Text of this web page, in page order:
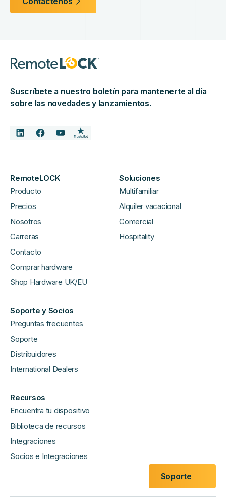
Suscríbete a nuestro boletín para mantenerte al día
sobre las novedades y lanzamientos.
RemoteLOCK
Producto
Precios
Nosotros
Carreras
Contacto
Comprar hardware
Shop Hardware UK/EU
Soluciones
Multifamiliar
Alquiler vacacional
Comercial
Hospitality
Soporte y Socios
Preguntas frecuentes
Soporte
Distribuidores
International Dealers
Recursos
Encuentra tu dispositivo
Biblioteca de recursos
Integraciones
Socios e Integraciones
Soporte